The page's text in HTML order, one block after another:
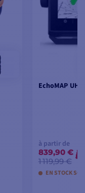
EchoMAP
à partir de
839,90 €
1 119,99 €
EN STOCK